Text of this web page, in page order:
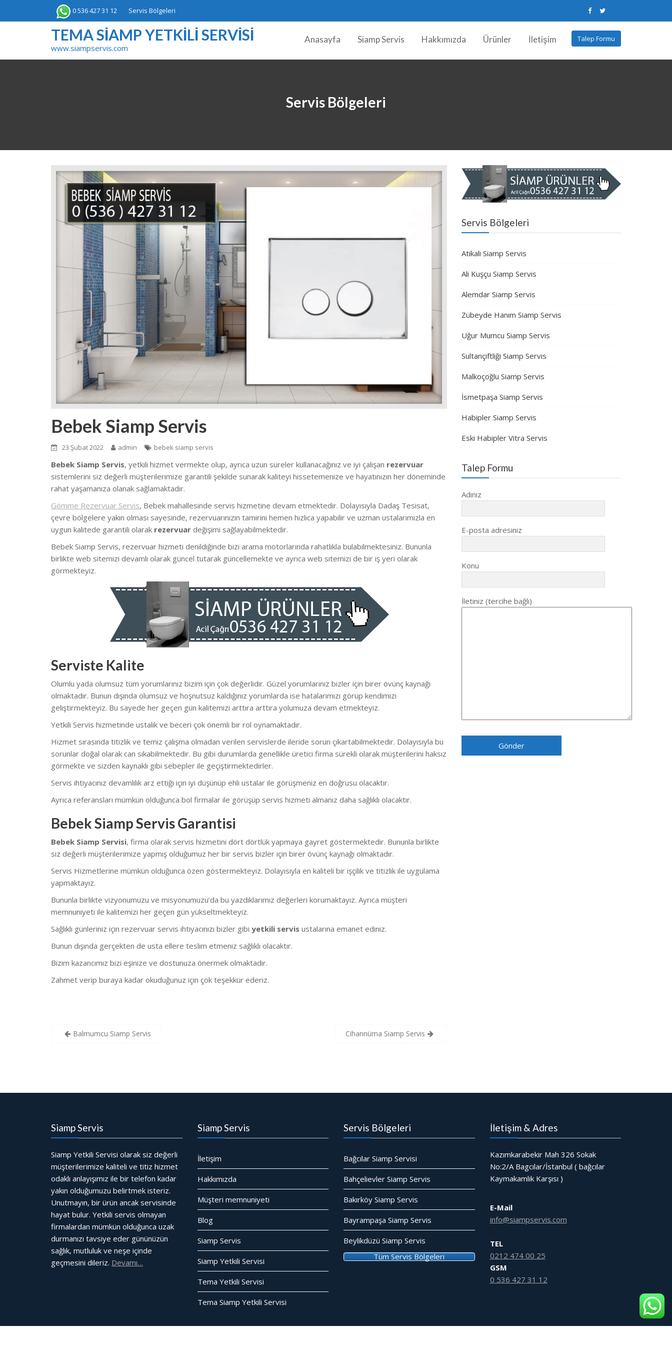
0 536 427 31 12 Servis Bölgeleri
TEMA SIAMP YETKILI SERVISI
www.siampservis.com
Talep Formu
Anasayfa Siamp Servis Hakkımızda Ürünler İletişim
Servis Bölgeleri
Bebek Siamp Servis
23 Şubat 2022 admin bebek siamp servis
Bebek Siamp Servis, yetkili hizmet vermekte olup, ayrıca uzun süreler kullanacağınız ve iyi çalışan rezervuar
sistemlerini siz değerli müşterilerimize garantili şekilde sunarak kaliteyi hissetemenize ve hayatınızın her döneminde
rahat yaşamanıza olanak sağlamaktadır.
Gömme Rezervuar Servis, Bebek mahallesinde servis hizmetine devam etmektedir. Dolayısıyla Dadaş Tesisat,
çevre bölgelere yakın olması sayesinde, rezervuarınızın tamirini hemen hızlıca yapabilir ve uzman ustalarımızla en
uygun kalitede garantili olarak rezervuar değişimi sağlayabilmektedir.
Bebek Siamp Servis, rezervuar hizmeti denildiğinde bizi arama motorlarında rahatlıkla bulabilmektesiniz. Bununla
birlikte web sitemizi devamlı olarak güncel tutarak güncellemekte ve ayrıca web sitemizi de bir iş yeri olarak
görmekteyiz.
Serviste Kalite
Olumlu yada olumsuz tüm yorumlarınız bizim için çok değerlidir. Güzel yorumlarınız bizler için birer övünç kaynağı
olmaktadır. Bunun dışında olumsuz ve hoşnutsuz kaldığınız yorumlarda ise hatalarımızı görüp kendimizi
geliştirmekteyiz. Bu sayede her geçen gün kalitemizi arttıra arttıra yolumuza devam etmekteyiz.
Yetkili Servis hizmetinde ustalık ve beceri çok önemli bir rol oynamaktadır.
Hizmet sırasında titizlik ve temiz çalışma olmadan verilen servislerde ileride sorun çıkartabilmektedir. Dolayısıyla bu
sorunlar doğal olarak can sıkabilmektedir. Bu gibi durumlarda genellikle üretici firma sürekli olarak müşterilerini haksız
görmekte ve sizden kaynaklı gibi sebepler ile geçiştirmektedirler.
Servis ihtiyacınız devamlılık arz ettiği için iyi düşünüp ehli ustalar ile görüşmeniz en doğrusu olacaktır.
Ayrıca referansları mümkün olduğunca bol firmalar ile görüşüp servis hizmeti almanız daha sağlıklı olacaktır.
Bebek Siamp Servis Garantisi
Bebek Siamp Servisi, firma olarak servis hizmetini dört dörtlük yapmaya gayret göstermektedir. Bununla birlikte
siz değerli müşterilerimize yapmış olduğumuz her bir servis bizler için birer övünç kaynağı olmaktadır.
Servis Hizmetlerine mümkün olduğunca özen göstermekteyiz. Dolayısıyla en kaliteli bir işçilik ve titizlik ile uygulama
yapmaktayız.
Bununla birlikte vizyonumuzu ve misyonumuzu’da bu yazdıklarımız değerleri korumaktayız. Ayrıca müşteri
memnuniyeti ile kalitemizi her geçen gün yükseltmekteyiz.
Sağlıklı günleriniz için rezervuar servis ihtiyacınızı bizler gibi yetkili servis ustalarına emanet ediniz.
Bunun dışında gerçekten de usta ellere teslim etmeniz sağlıklı olacaktır.
Bizim kazancımız bizi eşinize ve dostunuza önermek olmaktadır.
Zahmet verip buraya kadar okuduğunuz için çok teşekkür ederiz.
YazıBalmumcu Siamp Servis Cihannüma Siamp Servis
Servis Bölgeleri
Atikali Siamp Servis
Ali Kuşçu Siamp Servis
Alemdar Siamp Servis
Zübeyde Hanım Siamp Servis
Uğur Mumcu Siamp Servis
Sultançiftliği Siamp Servis
Malkoçoğlu Siamp Servis
İsmetpaşa Siamp Servis
Habipler Siamp Servis
Eski Habipler Vitra Servis
Talep Formu
Adınız
E-posta adresiniz
Konu
İletiniz (tercihe bağlı)
Siamp Servis
Siamp Yetkili Servisi olarak siz değerli
müşterilerimize kaliteli ve titiz hizmet
odaklı anlayışımız ile bir telefon kadar
yakın olduğumuzu belirtmek isteriz.
Unutmayın, bir ürün ancak servisinde
hayat bulur. Yetkili servis olmayan
firmalardan mümkün olduğunca uzak
durmanızı tavsiye eder gününüzün
sağlık, mutluluk ve neşe içinde
geçmesini dileriz. Devamı…
Siamp Servis
İletişim
Hakkımızda
Müşteri memnuniyeti
Blog
Siamp Servis
Siamp Yetkili Servisi
Tema Yetkili Servisi
Tema Siamp Yetkili Servisi
Servis Bölgeleri
Bağcılar Siamp Servisi
Bahçelievler Siamp Servis
Bakırköy Siamp Servis
Bayrampaşa Siamp Servis
Beylikdüzü Siamp Servis
Tüm Servis Bölgeleri
İletişim & Adres
Kazımkarabekir Mah 326 Sokak
No:2/A Bagcılar/İstanbul ( bağcılar
Kaymakamlık Karşısı )
E-Mail
info@siampservis.com
TEL
0212 474 00 25
GSM
0 536 427 31 12